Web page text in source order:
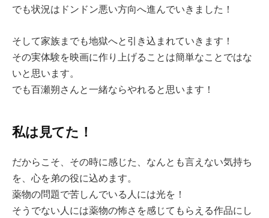
でも状況はドンドン悪い方向へ進んでいきました！
そして家族までも地獄へと引き込まれていきます！
その実体験を映画に作り上げることは簡単なことではな
いと思います。
でも百瀬朔さんと一緒ならやれると思います！
私は見てた！
だからこそ、その時に感じた、なんとも言えない気持ち
を、心を弟の役に込めます。
薬物の問題で苦しんでいる人には光を！
そうでない人には薬物の怖さを感じてもらえる作品にし